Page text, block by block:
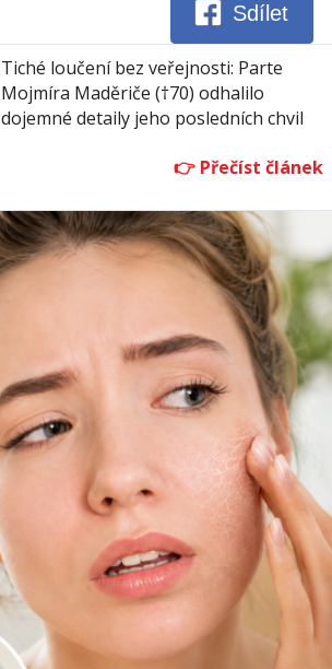
Sdílet
Tiché loučení bez veřejnosti: Parte
Mojmíra Maděriče (†70) odhalilo
dojemné detaily jeho posledních chvil